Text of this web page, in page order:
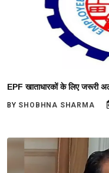
EPF खाताधारकों के लिए जरूरी
BY SHOBHNA SHARMA